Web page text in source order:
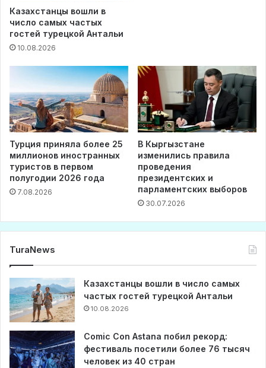
Казахстанцы вошли в
число самых частых
гостей турецкой Антальи
10.08.2026
Турция приняла более 25
миллионов иностранных
туристов в первом
полугодии 2026 года
7.08.2026
В Кыргызстане
изменились правила
проведения
президентских и
парламентских выборов
30.07.2026
TuraNews
Казахстанцы вошли в число самых
частых гостей турецкой Антальи
10.08.2026
Comic Con Astana побил рекорд:
фестиваль посетили более 76 тысяч
человек из 40 стран